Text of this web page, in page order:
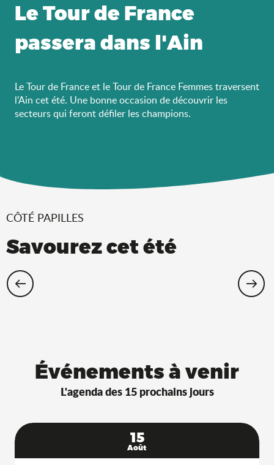
Le Tour de France
passera dans l'Ain
Le Tour de France et le Tour de France Femmes traversent
l’Ain cet été. Une bonne occasion de découvrir les
secteurs qui feront défiler les champions.
CÔTÉ PAPILLES
Savourez cet été
terrasse à l’ombre !
Événements à venir
L'agenda des 15 prochains jours
15
Août